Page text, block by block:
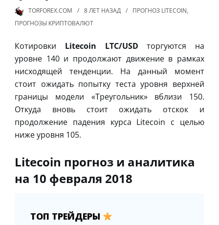
TORFOREX.COM 8 ЛЕТ НАЗАД ПРОГНОЗ LITECOIN,
ПРОГНОЗЫ КРИПТОВАЛЮТ
Котировки Litecoin LTC/USD торгуются на
уровне 140 и продолжают движение в рамках
нисходящей тенденции. На данный момент
стоит ожидать попытку теста уровня верхней
границы модели «Треугольник» вблизи 150.
Откуда вновь стоит ожидать отскок и
продолжение падения курса Litecoin с целью
ниже уровня 105.
Litecoin прогноз и аналитика
на 10 февраля 2018
ТОП ТРЕЙДЕРЫ